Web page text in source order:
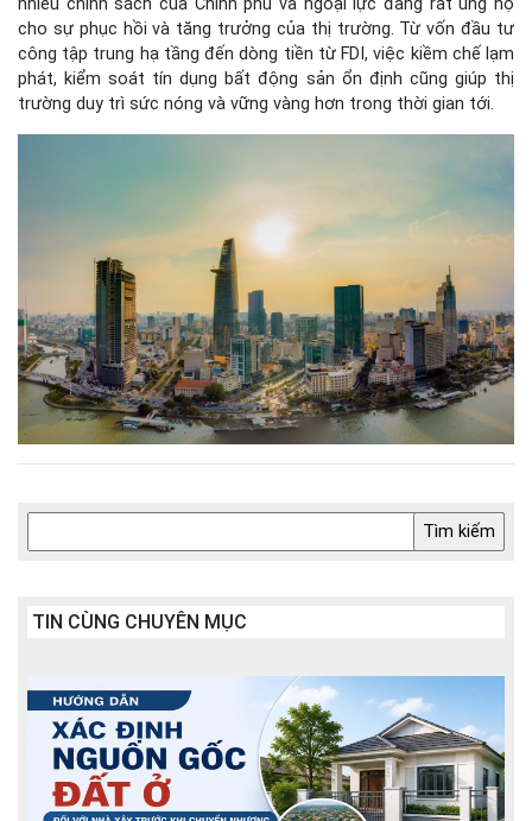
nhiều chính sách của Chính phủ và ngoại lực đang rất ủng hộ
cho sự phục hồi và tăng trưởng của thị trường. Từ vốn đầu tư
công tập trung hạ tầng đến dòng tiền từ FDI, việc kiềm chế lạm
phát, kiểm soát tín dụng bất động sản ổn định cũng giúp thị
trường duy trì sức nóng và vững vàng hơn trong thời gian tới.
TIN CÙNG CHUYÊN MỤC